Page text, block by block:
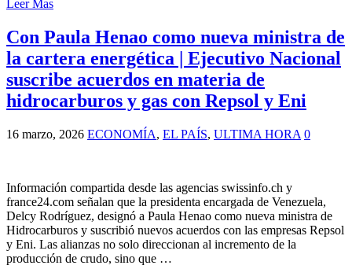
Leer Mas
Con Paula Henao como nueva ministra de
la cartera energética | Ejecutivo Nacional
suscribe acuerdos en materia de
hidrocarburos y gas con Repsol y Eni
16 marzo, 2026 ECONOMÍA, EL PAÍS, ULTIMA HORA 0
Información compartida desde las agencias swissinfo.ch y
france24.com señalan que la presidenta encargada de Venezuela,
Delcy Rodríguez, designó a Paula Henao como nueva ministra de
Hidrocarburos y suscribió nuevos acuerdos con las empresas Repsol
y Eni. Las alianzas no solo direccionan al incremento de la
producción de crudo, sino que …